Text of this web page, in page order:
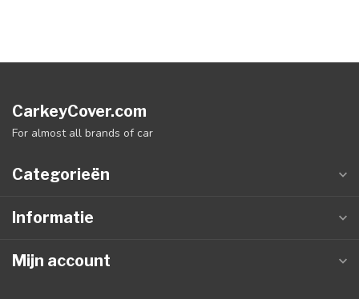
CarkeyCover.com
For almost all brands of car
Categorieën
Informatie
Mijn account